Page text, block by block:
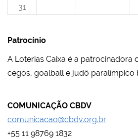
31
Patrocínio
A Loterias Caixa é a patrocinadora
cegos, goalball e judô paralímpico
COMUNICAÇÃO CBDV
comunicacao@cbdv.org.br
+55 11 98769 1832